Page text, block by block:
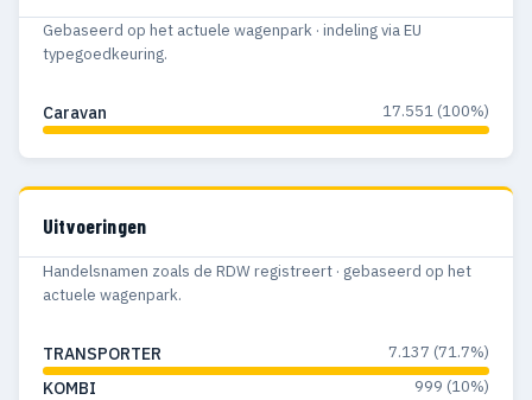
Gebaseerd op het actuele wagenpark · indeling via EU
typegoedkeuring.
Caravan 17.551 (100%)
Uitvoeringen
Handelsnamen zoals de RDW registreert · gebaseerd op het
actuele wagenpark.
TRANSPORTER 7.137 (71.7%)
KOMBI 999 (10%)